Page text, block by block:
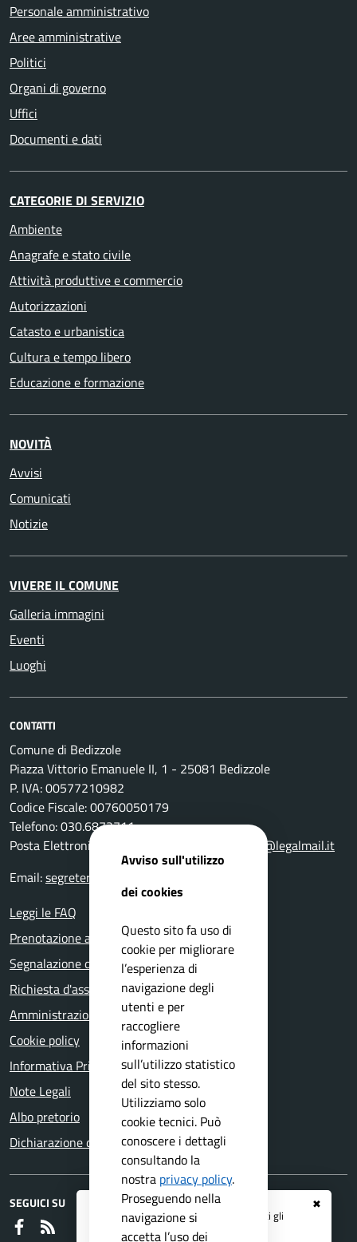
✖
Registrati ai serviziAPP IO
e ricevi tutti gli
aggiornamenti dall'Ente
Personale amministrativo
Aree amministrative
Politici
Organi di governo
Uffici
Documenti e dati
CATEGORIE DI SERVIZIO
Ambiente
Anagrafe e stato civile
Attività produttive e commercio
Autorizzazioni
Catasto e urbanistica
Cultura e tempo libero
Educazione e formazione
NOVITÀ
Avvisi
Comunicati
Notizie
VIVERE IL COMUNE
Galleria immagini
Eventi
Luoghi
CONTATTI
Comune di Bedizzole
Piazza Vittorio Emanuele II, 1 - 25081 Bedizzole
P. IVA: 00577210982
Codice Fiscale: 00760050179
Telefono: 030.6872711
Posta Elettronica Certificata:
comune.bedizzole@legalmail.it
Email:segreteria@comune.bedizzole.bs.it
Leggi le FAQ
Prenotazione appuntamento
Segnalazione disservizio
Richiesta d'assistenza
Amministrazione trasparente
Cookie policy
Informativa Privacy
Note Legali
Albo pretorio
Dichiarazione di accessibilità
SEGUICI SU
Faceboook
Avviso sull'utilizzo
dei cookies
Questo sito fa uso di
cookie per migliorare
l’esperienza di
navigazione degli
utenti e per
raccogliere
informazioni
sull’utilizzo statistico
del sito stesso.
Utilizziamo solo
cookie tecnici. Può
conoscere i dettagli
consultando la
nostra privacy policy.
Proseguendo nella
navigazione si
accetta l’uso dei